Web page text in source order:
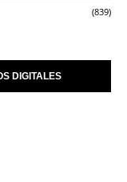
(839)
DIGITALES